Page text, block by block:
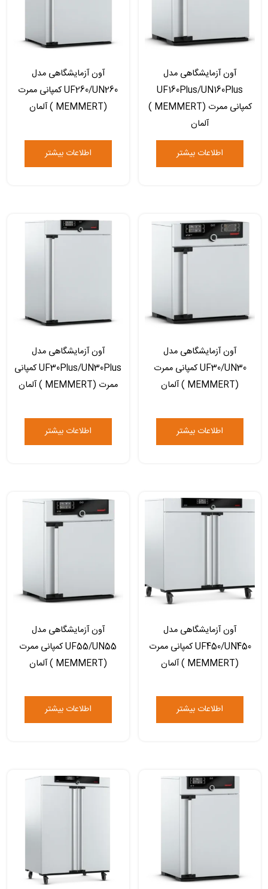
آون آزمایشگاهی مدل
UF160Plus/UN160Plus
کمپانی ممرت (MEMMERT )
آلمان
اطلاعات بیشتر
آون آزمایشگاهی مدل
UF260/UN260 کمپانی ممرت
(MEMMERT ) آلمان
اطلاعات بیشتر
آون آزمایشگاهی مدل
UF30/UN30 کمپانی ممرت
(MEMMERT ) آلمان
اطلاعات بیشتر
آون آزمایشگاهی مدل
UF30Plus/UN30Plus کمپانی
ممرت (MEMMERT ) آلمان
اطلاعات بیشتر
آون آزمایشگاهی مدل
UF450/UN450 کمپانی ممرت
(MEMMERT ) آلمان
اطلاعات بیشتر
آون آزمایشگاهی مدل
UF55/UN55 کمپانی ممرت
(MEMMERT ) آلمان
اطلاعات بیشتر